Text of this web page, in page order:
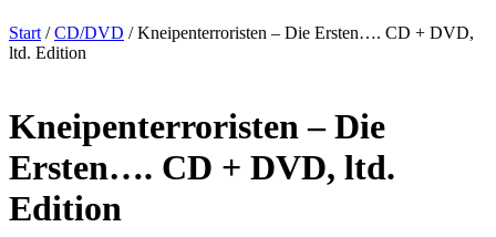
Start /CD/DVD / Kneipenterroristen – Die Ersten…. CD + DVD,
ltd. Edition
Kneipenterroristen – Die
Ersten…. CD + DVD, ltd.
Edition